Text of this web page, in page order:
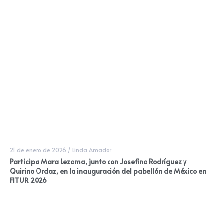
21 de enero de 2026 / Linda Amador
Participa Mara Lezama, junto con Josefina Rodríguez y
Quirino Ordaz, en la inauguración del pabellón de México en
FITUR 2026